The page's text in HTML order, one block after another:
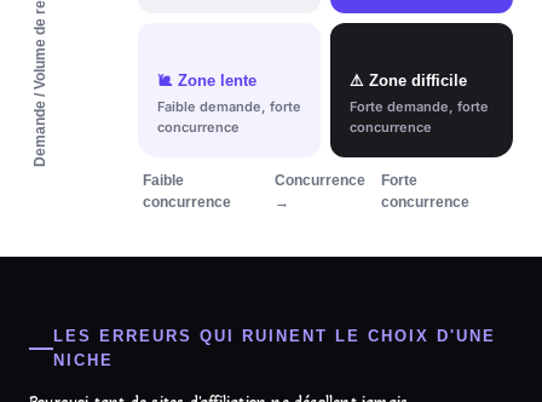
🐌 Zone lente
Faible demande, forte
concurrence
⚠️ Zone difficile
Forte demande, forte
concurrence
Faible
concurrence
Concurrence
→
Forte
concurrence
LES ERREURS QUI RUINENT LE CHOIX D'UNE
NICHE